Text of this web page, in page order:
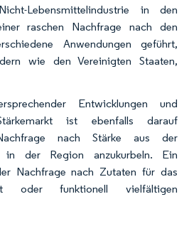
Lebensmittelindustrie in den
raschen Nachfrage nach den
Anwendungen geführt,
wie den Vereinigten Staaten,
Entwicklungen und
ist ebenfalls darauf
nach Stärke aus der
in der Region anzukurbeln. Ein
Nachfrage nach Zutaten für das
oder funktionell vielfältigen